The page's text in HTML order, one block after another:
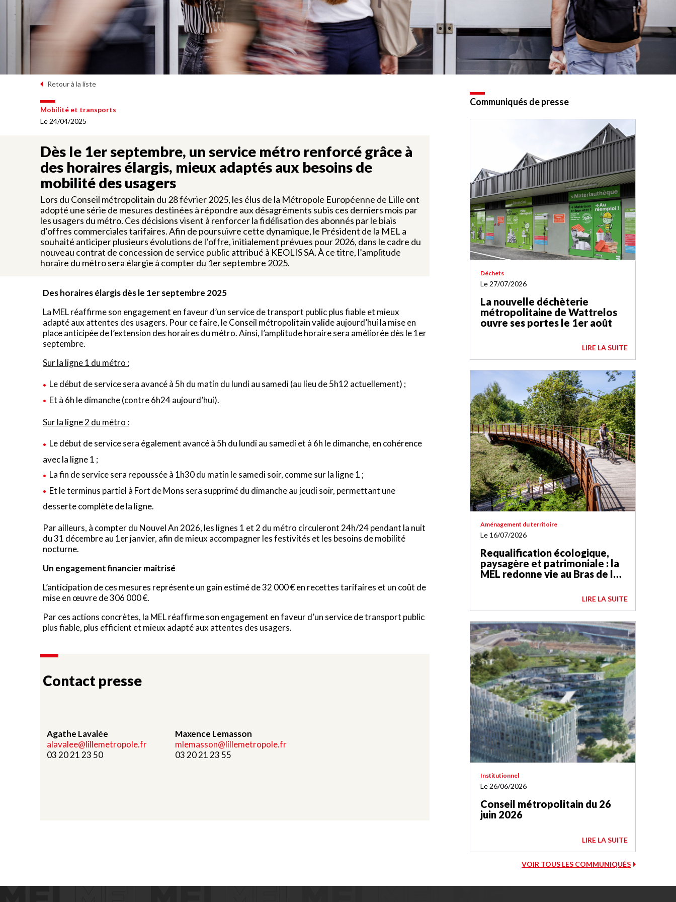
Retour à la liste
Mobilité et transports
Le 24/04/2025
Dès le 1er septembre, un service métro renforcé grâce à
des horaires élargis, mieux adaptés aux besoins de
mobilité des usagers
Lors du Conseil métropolitain du 28 février 2025, les élus de la Métropole Européenne de Lille ont
adopté une série de mesures destinées à répondre aux désagréments subis ces derniers mois par
les usagers du métro. Ces décisions visent à renforcer la fidélisation des abonnés par le biais
d’offres commerciales tarifaires. Afin de poursuivre cette dynamique, le Président de la MEL a
souhaité anticiper plusieurs évolutions de l’offre, initialement prévues pour 2026, dans le cadre du
nouveau contrat de concession de service public attribué à KEOLIS SA. À ce titre, l’amplitude
horaire du métro sera élargie à compter du 1er septembre 2025.
Des horaires élargis dès le 1er septembre 2025
La MEL réaffirme son engagement en faveur d’un service de transport public plus fiable et mieux
adapté aux attentes des usagers. Pour ce faire, le Conseil métropolitain valide aujourd’hui la mise en
place anticipée de l’extension des horaires du métro. Ainsi, l’amplitude horaire sera améliorée dès le 1er
septembre.
Sur la ligne 1 du métro :
Le début de service sera avancé à 5h du matin du lundi au samedi (au lieu de 5h12 actuellement) ;
Et à 6h le dimanche (contre 6h24 aujourd’hui).
Sur la ligne 2 du métro :
Le début de service sera également avancé à 5h du lundi au samedi et à 6h le dimanche, en cohérence
avec la ligne 1 ;
La fin de service sera repoussée à 1h30 du matin le samedi soir, comme sur la ligne 1 ;
Et le terminus partiel à Fort de Mons sera supprimé du dimanche au jeudi soir, permettant une
desserte complète de la ligne.
Par ailleurs, à compter du Nouvel An 2026, les lignes 1 et 2 du métro circuleront 24h/24 pendant la nuit
du 31 décembre au 1er janvier, afin de mieux accompagner les festivités et les besoins de mobilité
nocturne.
Un engagement financier maîtrisé
L’anticipation de ces mesures représente un gain estimé de 32 000 € en recettes tarifaires et un coût de
mise en œuvre de 306 000 €.
Par ces actions concrètes, la MEL réaffirme son engagement en faveur d’un service de transport public
plus fiable, plus efficient et mieux adapté aux attentes des usagers.
Contact presse
Agathe Lavalée
alavalee@lillemetropole.fr
03 20 21 23 50
Maxence Lemasson
mlemasson@lillemetropole.fr
03 20 21 23 55
Communiqués de presse
VOIR TOUS LES COMMUNIQUÉS
Déchets
Le 27/07/2026
La nouvelle déchèterie
métropolitaine de Wattrelos
ouvre ses portes le 1er août
LIRE LA SUITE
Aménagement du territoire
Le 16/07/2026
Requalification écologique,
paysagère et patrimoniale : la
MEL redonne vie au Bras de la
LIRE LA SUITE
Institutionnel
Le 26/06/2026
Conseil métropolitain du 26
juin 2026
LIRE LA SUITE